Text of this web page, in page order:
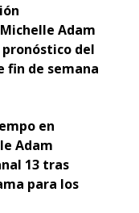
Adam
del
fin de semana
en
Adam
13 tras
para los